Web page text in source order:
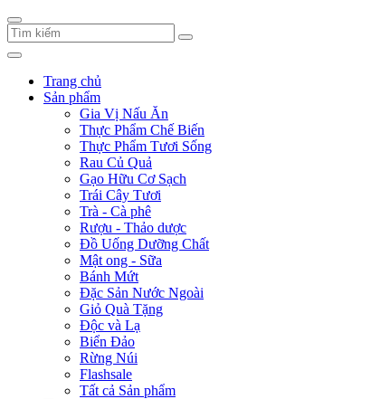
Trang chủ
Sản phẩm
Gia Vị Nấu Ăn
Thực Phẩm Chế Biến
Thực Phẩm Tươi Sống
Rau Củ Quả
Gạo Hữu Cơ Sạch
Trái Cây Tươi
Trà - Cà phê
Rượu - Thảo dược
Đồ Uống Dưỡng Chất
Mật ong - Sữa
Bánh Mứt
Đặc Sản Nước Ngoài
Giỏ Quà Tặng
Độc và Lạ
Biển Đảo
Rừng Núi
Flashsale
Tất cả Sản phẩm